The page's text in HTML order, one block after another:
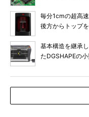
毎分1cmの超高
後方からトップ
基本構造を継承
たDGSHAPEの